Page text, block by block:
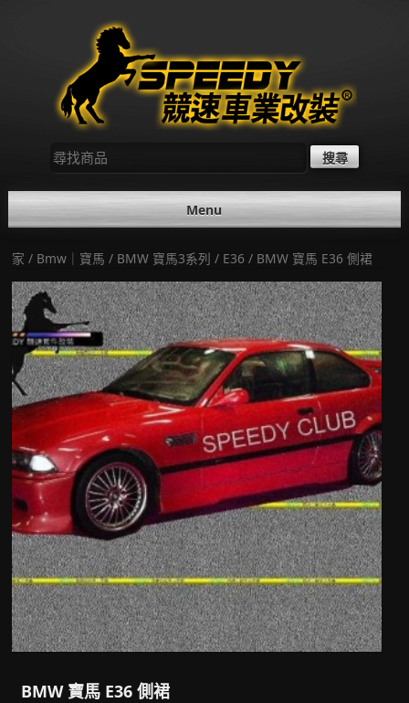
尋
找：
Menu
家 / Bmw｜寶馬 / BMW 寶馬3系列 / E36 / BMW 寶馬 E36 側裙
BMW 寶馬 E36 側裙